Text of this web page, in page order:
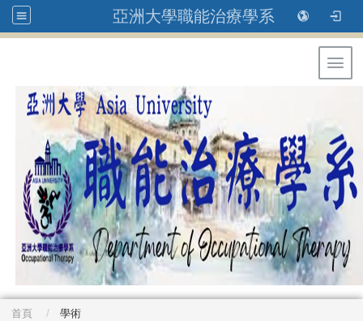
亞洲大學職能治療學系
首頁 學術